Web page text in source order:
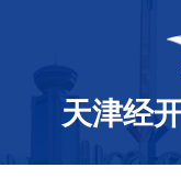
天津经